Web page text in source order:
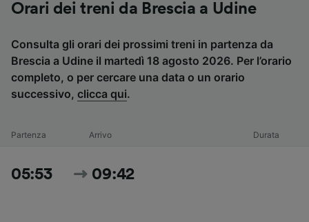
Orari dei treni da Brescia a Udine
Consulta gli orari dei prossimi treni in partenza da
Brescia a Udine il martedì 18 agosto 2026. Per l’orario
completo, o per cercare una data o un orario
successivo, clicca qui.
Partenza Arrivo Durata
05:53 09:42